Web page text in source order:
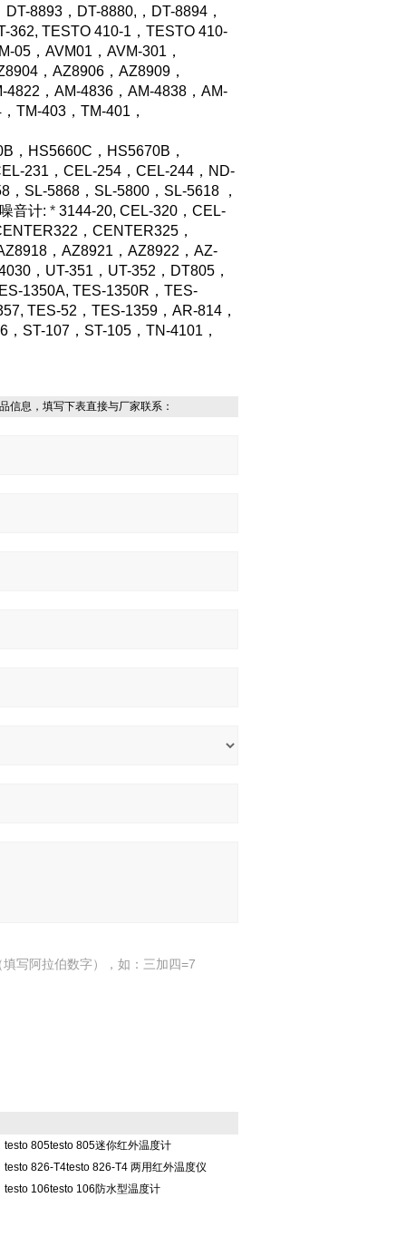
8893， DT-8880, ，DT-8894，
362, TESTO 410-1 ，TESTO 410-
05，AVM01，AVM-301，
，AZ8906，AZ8909，
，AM-4836，AM-4838，AM-
TM-403，TM-401，
，HS5660C，HS5670B，
231，CEL-254，CEL-244，ND-
SL-5868，SL-5800，SL-5618 ，
音计: * 3144-20, CEL-320 ，CEL-
，CENTER325，
，AZ8921，AZ8922，AZ-
，UT-351，UT-352，DT805，
1350A, TES-1350R，TES-
TES-52，TES-1359，AR-814，
ST-107，ST-105，TN-4101，
信息，填写下表直接与厂家联系：
写阿拉伯数字），如：三加四=7
testo 805testo 805迷你红外温度计
testo 826-T4testo 826-T4 两用红外温度仪
testo 106testo 106防水型温度计